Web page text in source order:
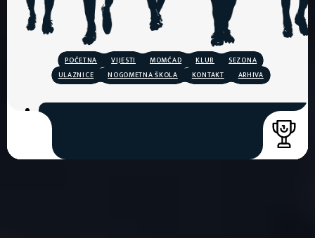
POČETNA VIJESTI MOMČAD KLUB
SEZONA
ULAZNICE
NOGOMETNA ŠKOLA KONTAKT ARHIVA